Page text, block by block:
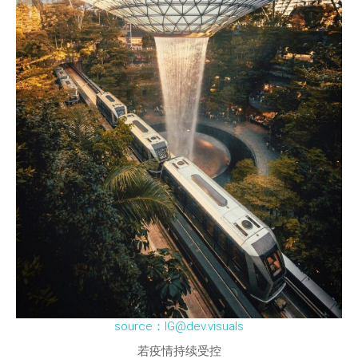
source：IG@dev.visuals
若疫情持续受控